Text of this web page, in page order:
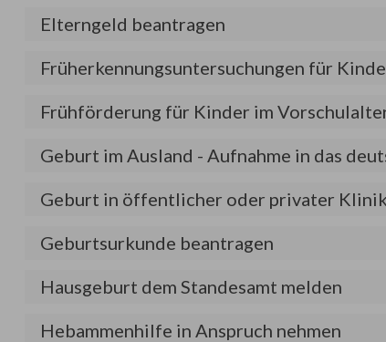
Elterngeld beantragen
Früherkennungsuntersuchungen für
Frühförderung für Kinder im
Geburt im Ausland - Aufnahme in das
Geburt in öffentlicher oder privater
Geburtsurkunde beantragen
Hausgeburt dem Standesamt melden
Hebammenhilfe in Anspruch nehmen